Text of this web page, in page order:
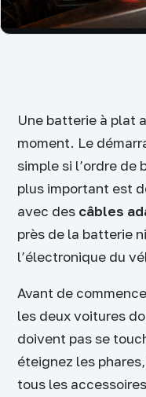
Une batterie à plat
moment. Le
simple si l’ordre de
plus important est
avec des câbles
près de la batterie
l’électronique du
Avant de
les deux voitures
doivent pas se
éteignez les
tous les